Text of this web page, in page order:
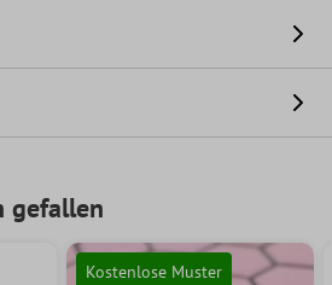
gefallen
Kostenlose Muster